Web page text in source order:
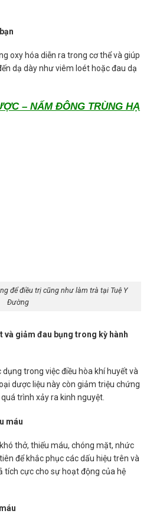
oxy hóa diễn ra trong cơ thể và giúp
dạ dày như viêm loét hoặc đau dạ
– NẤM ĐÔNG TRÙNG HẠ
để điều trị cũng như làm trà tại Tuệ Y
Đường
và giảm đau bụng trong kỳ hành
trong việc điều hòa khí huyết và
dược liệu này còn giảm triệu chứng
trình xảy ra kinh nguyệt.
máu
thở, thiếu máu, chóng mặt, nhức
để khắc phục các dấu hiệu trên và
tích cực cho sự hoạt động của hệ